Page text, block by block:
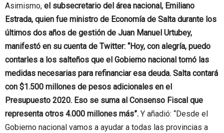
Asimismo, el subsecretario del área nacional, Emiliano
Estrada, quien fue ministro de Economía de Salta durante los
últimos dos años de gestión de Juan Manuel Urtubey,
manifestó en su cuenta de Twitter: “Hoy, con alegría, puedo
contarles a los salteños que el Gobierno nacional tomó las
medidas necesarias para refinanciar esa deuda. Salta contará
con $1.500 millones de pesos adicionales en el
Presupuesto 2020. Eso se suma al Consenso Fiscal que
representa otros 4.000 millones más”. Y añadió: “Desde el
Gobierno nacional vamos a ayudar a todas las provincias a